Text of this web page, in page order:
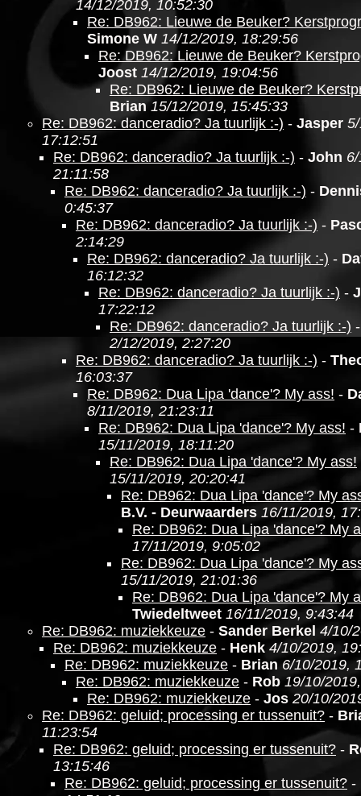
14/12/2019, 10:52:30
Re: DB962: Lieuwe de Beuker?
Simone W 14/12/2019, 18:29:56
Re: DB962: Lieuwe de Beuker?
Joost 14/12/2019, 19:04:56
Re: DB962: Lieuwe de Beuker?
Brian 15/12/2019, 15:45:33
Re: DB962: danceradio? Ja tuurlijk :-) - Jasper
17:12:51
Re: DB962: danceradio? Ja tuurlijk :-) - John
21:11:58
Re: DB962: danceradio? Ja tuurlijk :-) -
0:45:37
Re: DB962: danceradio? Ja tuurlijk :-) -
2:14:29
Re: DB962: danceradio? Ja tuurlijk :-) -
16:12:32
Re: DB962: danceradio? Ja tuurlijk :-) -
17:22:12
Re: DB962: danceradio? Ja tuurlijk :-)
2/12/2019, 2:27:20
Re: DB962: danceradio? Ja tuurlijk :-) -
16:03:37
Re: DB962: Dua Lipa 'dance'? My ass! -
8/11/2019, 21:23:11
Re: DB962: Dua Lipa 'dance'? My ass! -
15/11/2019, 18:11:20
Re: DB962: Dua Lipa 'dance'? My ass!
15/11/2019, 20:20:41
Re: DB962: Dua Lipa 'dance'? My
B.V. - Deurwaarders 16/11/2019,
Re: DB962: Dua Lipa 'dance'? My
17/11/2019, 9:05:02
Re: DB962: Dua Lipa 'dance'? My
15/11/2019, 21:01:36
Re: DB962: Dua Lipa 'dance'? My
Twiedeltweet 16/11/2019, 9:43:44
Re: DB962: muziekkeuze - Sander Berkel 4/10/
Re: DB962: muziekkeuze - Henk 4/10/2019,
Re: DB962: muziekkeuze - Brian 6/10/2019,
Re: DB962: muziekkeuze - Rob 19/10/
Re: DB962: muziekkeuze - Jos 20/10/
Re: DB962: geluid; processing er tussenuit? -
11:23:54
Re: DB962: geluid; processing er tussenuit? -
13:15:46
Re: DB962: geluid; processing er tussenuit? -